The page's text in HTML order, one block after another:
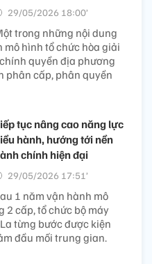
29/05/2026 18:00’
trong những nội dung
hình tổ chức hòa giải
quyền địa phương
phân cấp, phân quyền
tục nâng cao năng lực
hành, hướng tới nền
chính hiện đại
29/05/2026 17:51’
1 năm vận hành mô
2 cấp, tổ chức bộ máy
từng bước được kiện
đầu mối trung gian.